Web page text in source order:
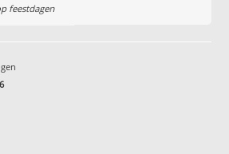
feestdagen